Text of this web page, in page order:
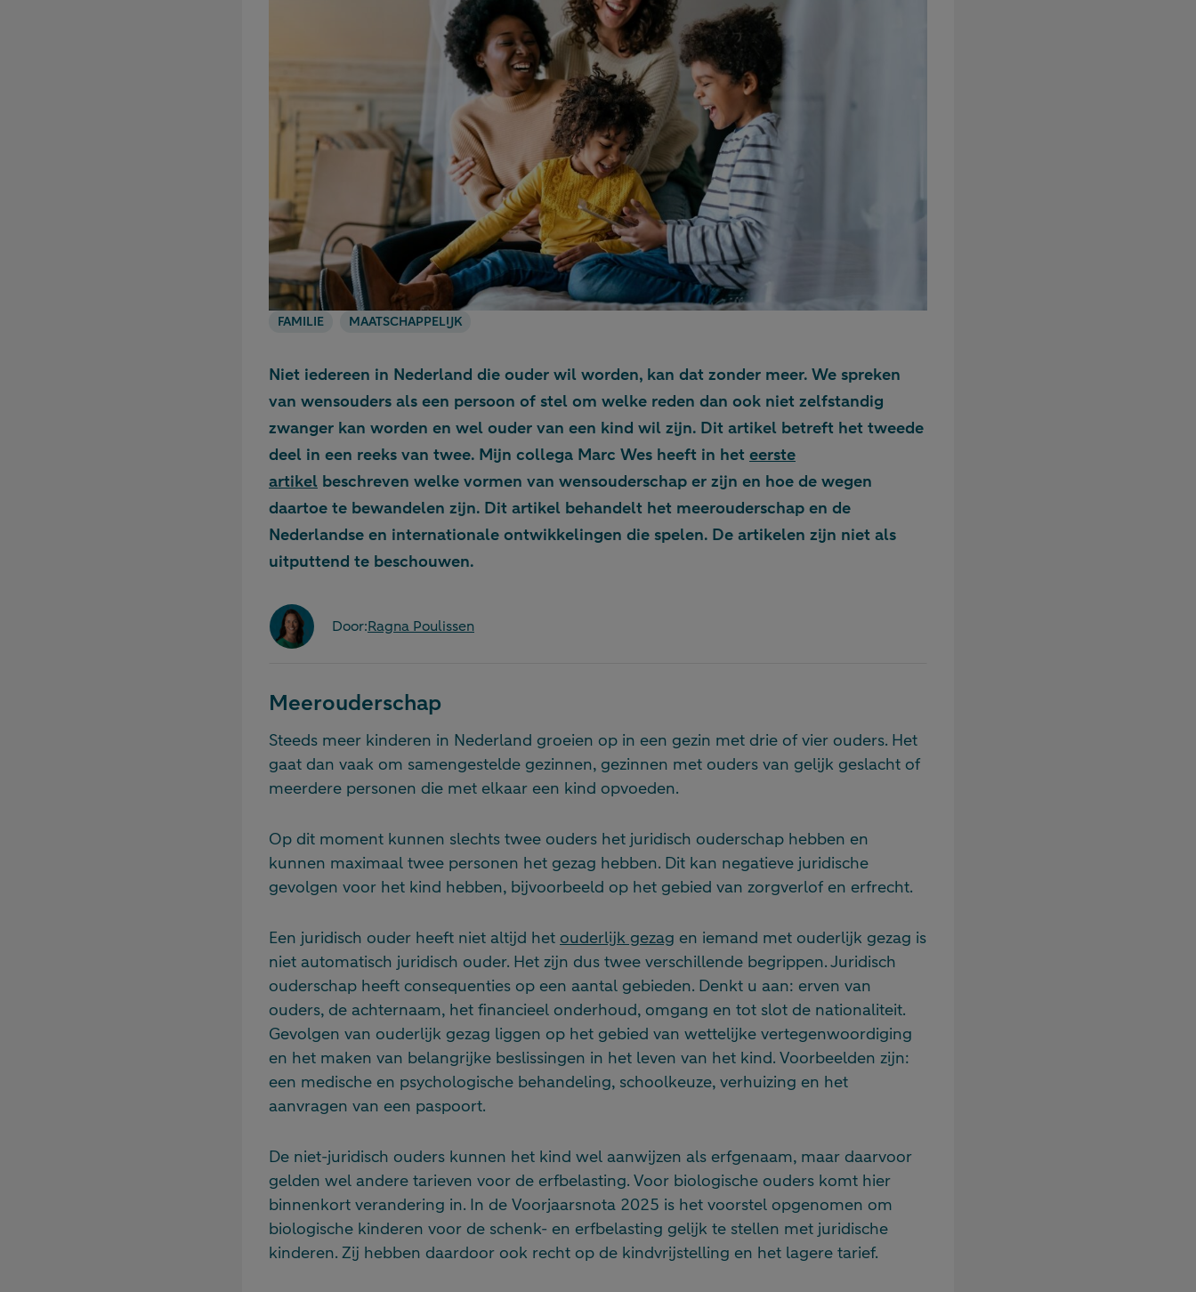
FAMILIE MAATSCHAPPELIJK
Niet iedereen in Nederland die ouder wil worden, kan dat zonder meer. We spreken
van wensouders als een persoon of stel om welke reden dan ook niet zelfstandig
zwanger kan worden en wel ouder van een kind wil zijn. Dit artikel betreft het tweede
deel in een reeks van twee. Mijn collega Marc Wes heeft in het eerste
artikel beschreven welke vormen van wensouderschap er zijn en hoe de wegen
daartoe te bewandelen zijn. Dit artikel behandelt het meerouderschap en de
Nederlandse en internationale ontwikkelingen die spelen. De artikelen zijn niet als
uitputtend te beschouwen.
Door:Ragna Poulissen
Meerouderschap
Steeds meer kinderen in Nederland groeien op in een gezin met drie of vier ouders. Het
gaat dan vaak om samengestelde gezinnen, gezinnen met ouders van gelijk geslacht of
meerdere personen die met elkaar een kind opvoeden.
Op dit moment kunnen slechts twee ouders het juridisch ouderschap hebben en
kunnen maximaal twee personen het gezag hebben. Dit kan negatieve juridische
gevolgen voor het kind hebben, bijvoorbeeld op het gebied van zorgverlof en erfrecht.
Een juridisch ouder heeft niet altijd het ouderlijk gezag en iemand met ouderlijk gezag is
niet automatisch juridisch ouder. Het zijn dus twee verschillende begrippen. Juridisch
ouderschap heeft consequenties op een aantal gebieden. Denkt u aan: erven van
ouders, de achternaam, het financieel onderhoud, omgang en tot slot de nationaliteit.
Gevolgen van ouderlijk gezag liggen op het gebied van wettelijke vertegenwoordiging
en het maken van belangrijke beslissingen in het leven van het kind. Voorbeelden zijn:
een medische en psychologische behandeling, schoolkeuze, verhuizing en het
aanvragen van een paspoort.
De niet-juridisch ouders kunnen het kind wel aanwijzen als erfgenaam, maar daarvoor
gelden wel andere tarieven voor de erfbelasting. Voor biologische ouders komt hier
binnenkort verandering in. In de Voorjaarsnota 2025 is het voorstel opgenomen om
biologische kinderen voor de schenk- en erfbelasting gelijk te stellen met juridische
kinderen. Zij hebben daardoor ook recht op de kindvrijstelling en het lagere tarief.